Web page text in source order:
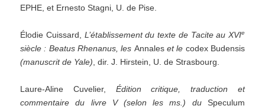
EPHE, et Ernesto Stagni, U. de Pise.
Élodie Cuissard, L’établissement du texte deTacite au XVIe
siècle : Beatus Rhenanus, les Annales et le codex Budensis
(manuscrit de Yale), dir. J. Hirstein, U. de Strasbourg.
Laure-Aline Cuvelier, Édition critique, traduction et
commentaire du livre V (selon les ms.) du Speculum